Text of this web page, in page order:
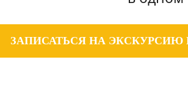
ЗАПИСАТЬСЯ НА ЭКСКУРСИЮ